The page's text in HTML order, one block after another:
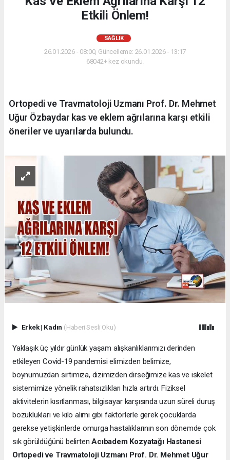
Etkili Önlem!
SAĞLIK
26.01.2026 - 08:00, Güncelleme: 26.01.2026 - 13:17
68042+ kez okundu.
Ortopedi ve Travmatoloji Uzmanı Prof. Dr. Mehmet
Uğur Özbaydar kas ve eklem ağrılarına karşı etkili
öneriler ve uyarılarda bulundu.
Erkek| Kadın (Haberi Sesli Oku)
Yaklaşık üç yıldır günlük yaşam alışkanlıklarımızı derinden
etkileyen Covid-19 pandemisi elimizden belimize,
boynumuzdan sırtımıza, dizimizden dirseğimize kas ve iskelet
sistemimize yönelik rahatsızlıkları hızla artırdı. Fiziksel
aktivitelerin kısıtlanması, bilgisayar karşısında uzun süreli duruş
bozuklukları ve kilo alımı gibi faktörlerle gerek çocuklarda
gerekse yetişkinlerde omurga hastalıklarının son dönemde çok
sık görüldüğünü belirtenAcıbadem Kozyatağı Hastanesi
Ortopedi ve Travmatoloji Uzmanı Prof. Dr. Mehmet Uğur